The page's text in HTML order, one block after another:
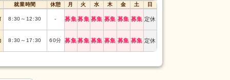
就業時間 休憩 月 火 水 木 金 土 日
8:30 ～ 12:30 - 募集募集 募集 募集 募集 募集 定休
8:30 ～ 17:30 60分 募集募集 募集 募集 募集 募集 定休